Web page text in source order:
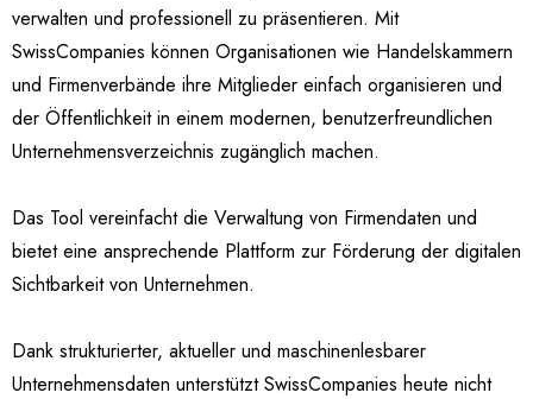
verwalten und professionell zu präsentieren. Mit
SwissCompanies können Organisationen wie Handelskammern
und Firmenverbände ihre Mitglieder einfach organisieren und
der Öffentlichkeit in einem modernen, benutzerfreundlichen
Unternehmensverzeichnis zugänglich machen.
Das Tool vereinfacht die Verwaltung von Firmendaten und
bietet eine ansprechende Plattform zur Förderung der digitalen
Sichtbarkeit von Unternehmen.
Dank strukturierter, aktueller und maschinenlesbarer
Unternehmensdaten unterstützt SwissCompanies heute nicht